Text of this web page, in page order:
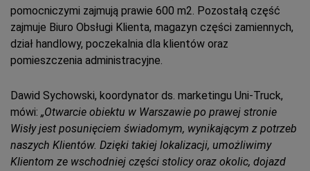
pomocniczymi zajmują prawie 600 m2. Pozostałą część
zajmuje Biuro Obsługi Klienta, magazyn części zamiennych,
dział handlowy, poczekalnia dla klientów oraz
pomieszczenia administracyjne.
Dawid Sychowski, koordynator ds. marketingu Uni-Truck,
mówi: „Otwarcie obiektu w Warszawie po prawej stronie
Wisły jest posunięciem świadomym, wynikającym z potrzeb
naszych Klientów. Dzięki takiej lokalizacji, umożliwimy
Klientom ze wschodniej części stolicy oraz okolic, dojazd